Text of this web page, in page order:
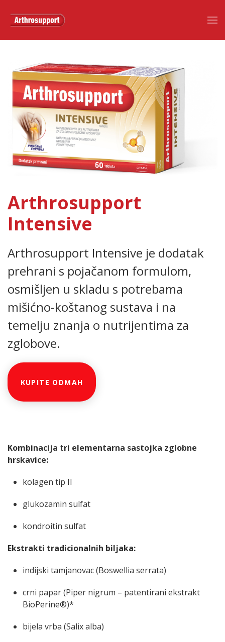
Arthrosupport
Intensive
Arthrosupport Intensive je dodatak
prehrani s pojačanom formulom,
osmišljen u skladu s potrebama
mišićno-koštanog sustava i na
temelju znanja o nutrijentima za
zglobove.
KUPITE ODMAH
Kombinacija tri elementarna sastojka zglobne
hrskavice:
kolagen tip II
glukozamin sulfat
kondroitin sulfat
Ekstrakti tradicionalnih biljaka:
indijski tamjanovac (Boswellia serrata)
crni papar (Piper nigrum – patentirani ekstrakt
BioPerine®)*
bijela vrba (Salix alba)